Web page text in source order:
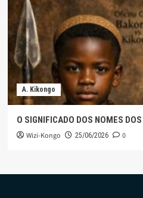
A. Kikongo
O SIGNIFICADO DOS NOMES
Wizi-Kongo 25/06/2026 0